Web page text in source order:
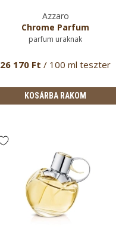
Azzaro
Chrome Parfum
parfum uraknak
26 170 Ft / 100 ml teszter
KOSÁRBA RAKOM